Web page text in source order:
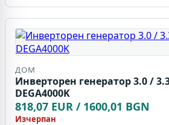
ДОМ
Инверторен генератор 3.0 /
DEGA4000K
818,07 EUR / 1600,01 BGN
Изчерпан